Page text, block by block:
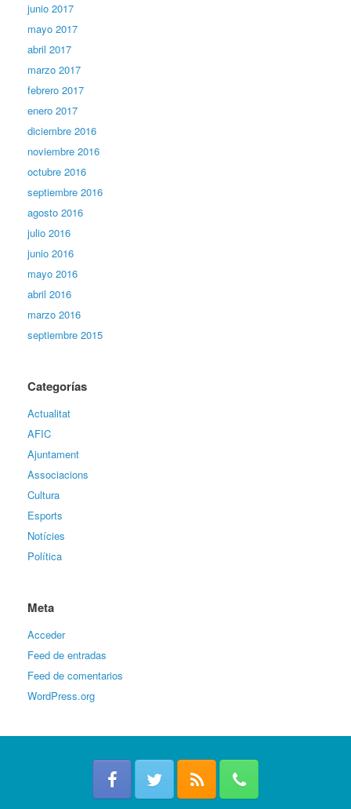
junio 2017
mayo 2017
abril 2017
marzo 2017
febrero 2017
enero 2017
diciembre 2016
noviembre 2016
octubre 2016
septiembre 2016
agosto 2016
julio 2016
junio 2016
mayo 2016
abril 2016
marzo 2016
septiembre 2015
Categorías
Actualitat
AFIC
Ajuntament
Associacions
Cultura
Esports
Notícies
Política
Meta
Acceder
Feed de entradas
Feed de comentarios
WordPress.org